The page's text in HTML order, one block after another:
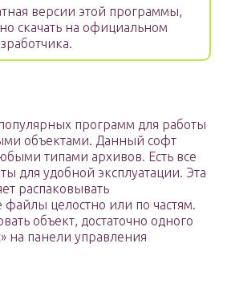
версии этой программы,
скачать на официальном
программ для работы
объектами. Данный софт
типами архивов. Есть все
для удобной эксплуатации. Эта
распаковывать
целостно или по частям.
объект, достаточно одного
на панели управления